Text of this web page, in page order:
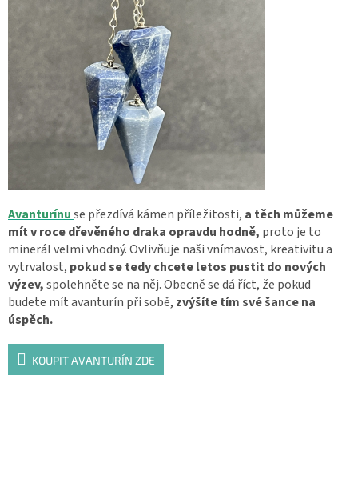
Avanturínuse přezdívá kámen příležitosti, a těch můžeme
mít v roce dřevěného draka opravdu hodně, proto je to
minerál velmi vhodný. Ovlivňuje naši vnímavost, kreativitu a
vytrvalost, pokud se tedy chcete letos pustit do nových
výzev,spolehněte se na něj. Obecně se dá říct, že pokud
budete mít avanturín při sobě, zvýšíte tím své šance na
úspěch.
KOUPIT AVANTURÍN ZDE